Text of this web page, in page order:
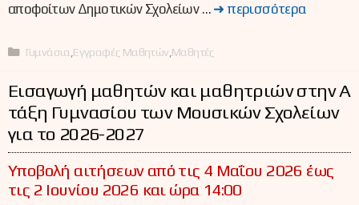
αποφοίτων Δημοτικών Σχολείων … ➜ περισσότερα
Κατηγορίες
Γυμνάσια Εγγραφές Μαθητών Μαθητές
Εισαγωγή μαθητών και μαθητριών στην Α΄
τάξη Γυμνασίου των Μουσικών Σχολείων
για το 2026-2027
Υποβολή αιτήσεων από τις 4 Μαΐου 2026 έως
τις 2 Ιουνίου 2026 και ώρα 14:00